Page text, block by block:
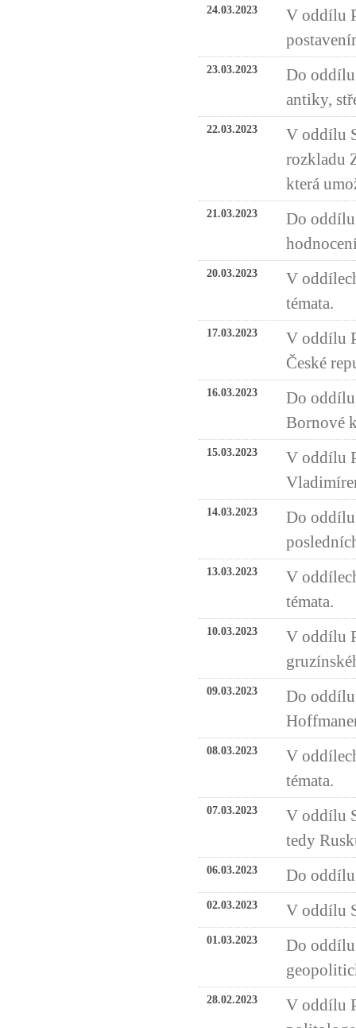
24.03.2023
V oddílu
23.03.2023
Do
antiky,
22.03.2023
V oddílu
rozkladu
která
21.03.2023
Do oddílu
20.03.2023
V
témata.
17.03.2023
V oddílu
České
16.03.2023
Do
Bornové
15.03.2023
V oddílu
14.03.2023
Do
13.03.2023
V
témata.
10.03.2023
V oddílu
09.03.2023
Do
08.03.2023
V
témata.
07.03.2023
V oddílu
tedy
06.03.2023 Do oddílu
02.03.2023 V oddílu
01.03.2023
Do
28.02.2023
V oddílu